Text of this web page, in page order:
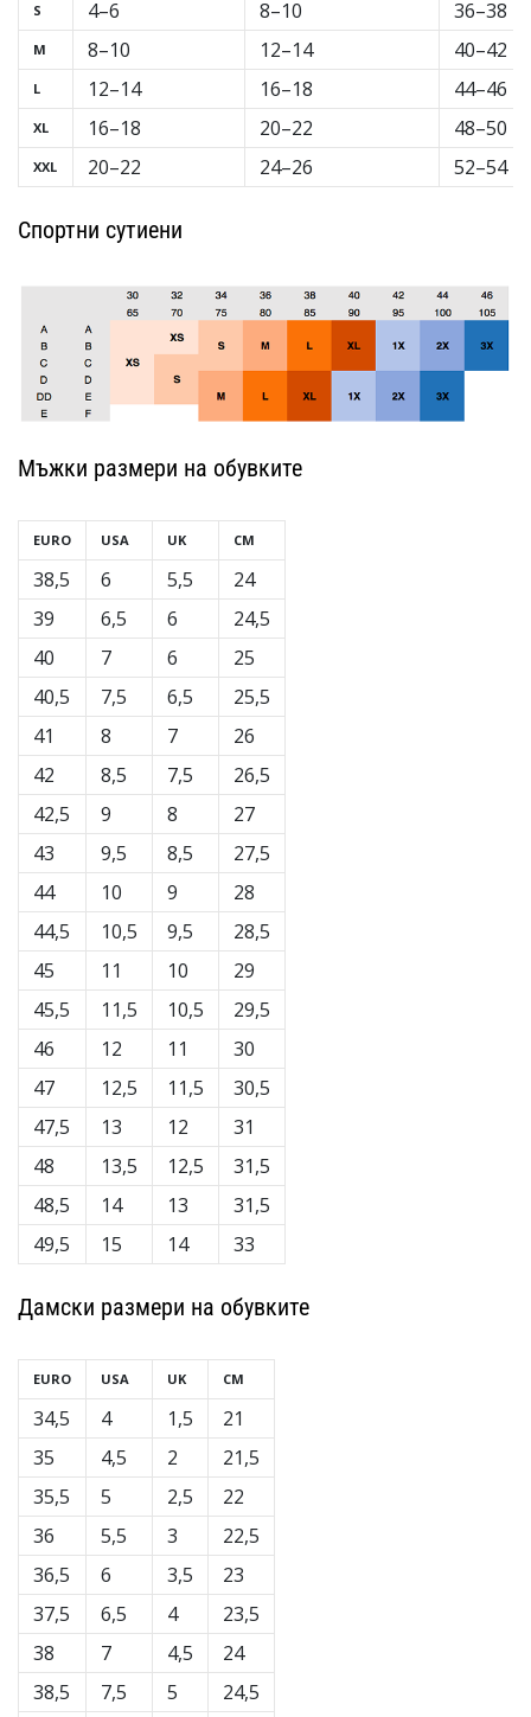
S
M
L
XL
XXL
4–6
8–10
12–14
16–18
20–22
8–10
12–14
16–18
20–22
24–26
36–38
40–42
44–46
48–50
52–54
Спортни сутиени
Мъжки размери на обувките
EURO
38,5
39
40
40,5
41
42
42,5
43
44
44,5
45
45,5
46
47
47,5
48
48,5
49,5
USA
6
6,5
7
7,5
8
8,5
9
9,5
10
10,5
11
11,5
12
12,5
13
13,5
14
15
UK
5,5
6
6
6,5
7
7,5
8
8,5
9
9,5
10
10,5
11
11,5
12
12,5
13
14
CM
24
24,5
25
25,5
26
26,5
27
27,5
28
28,5
29
29,5
30
30,5
31
31,5
31,5
33
Дамски размери на обувките
EURO
34,5
35
35,5
36
36,5
37,5
38
38,5
USA
4
4,5
5
5,5
6
6,5
7
7,5
UK
1,5
2
2,5
3
3,5
4
4,5
5
CM
21
21,5
22
22,5
23
23,5
24
24,5